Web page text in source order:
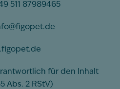
511 87989465
für den Inhalt
Abs. 2 RStV)